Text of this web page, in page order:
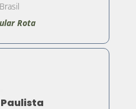
Brasil
Rota